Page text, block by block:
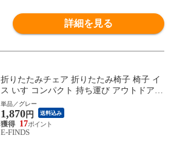
詳細を見る
折りたたみチェア 折りたたみ椅子 椅子 イ
ス いす コンパクト 持ち運び アウトドア
キャンプ 折り畳み チェア 携帯 ミニ 小さ
い 伸縮 ポータブル 屋外 スツール おしゃ
れ カラフル 釣り 台 踏み台 イベント バー
ベキュー フェス 旅行 軽量 軽い BBQ スポ
単品／グレー
1,870円 送料込み
17
E-FINDS